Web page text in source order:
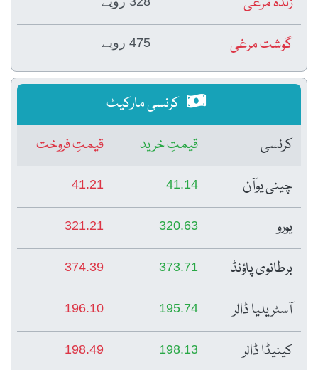
گوشت مرغی 475 روپے
کرنسی مارکیٹ
کرنسی
قیمتِ خرید
قیمتِ فروخت
چینی یوآن
41.14
41.21
یورو 320.63
321.21
برطانوی پاؤنڈ 373.71
374.39
آسٹریلیا ڈالر 195.74
196.10
کینیڈا ڈالر 198.13
198.49